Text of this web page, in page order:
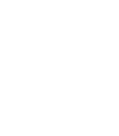
d'usuari